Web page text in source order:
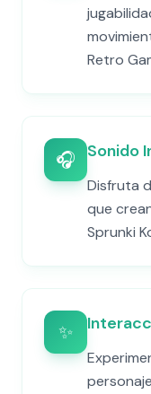
Retro
🎧 Sonido
Disfruta
que
Sprunki
✨